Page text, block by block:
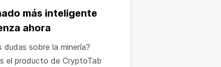
más inteligente
ahora
dudas sobre la minería?
el producto de CryptoTab